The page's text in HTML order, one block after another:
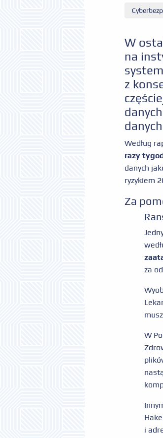
W
na
z
Według
razy
danych
ryzykiem
Za
za
W
i